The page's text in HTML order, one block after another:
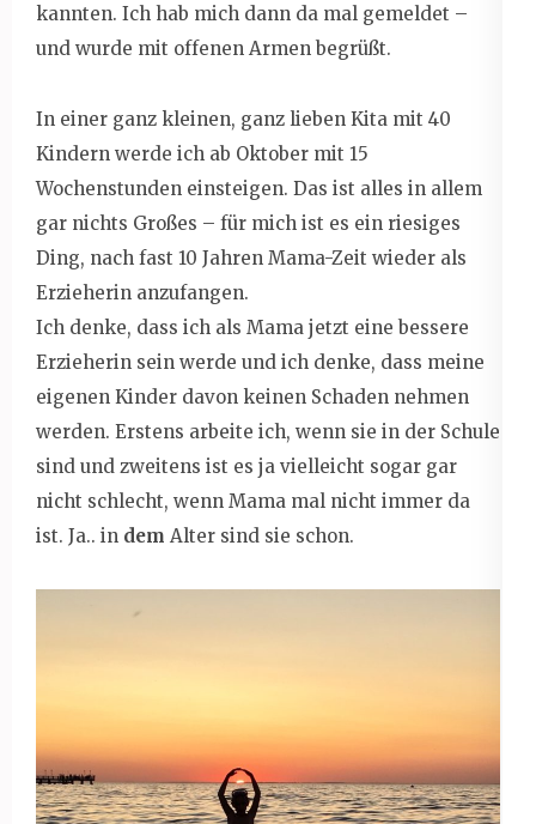
kannten. Ich hab mich dann da mal gemeldet –
und wurde mit offenen Armen begrüßt.
In einer ganz kleinen, ganz lieben Kita mit 40
Kindern werde ich ab Oktober mit 15
Wochenstunden einsteigen. Das ist alles in allem
gar nichts Großes – für mich ist es ein riesiges
Ding, nach fast 10 Jahren Mama-Zeit wieder als
Erzieherin anzufangen.
Ich denke, dass ich als Mama jetzt eine bessere
Erzieherin sein werde und ich denke, dass meine
eigenen Kinder davon keinen Schaden nehmen
werden. Erstens arbeite ich, wenn sie in der Schule
sind und zweitens ist es ja vielleicht sogar gar
nicht schlecht, wenn Mama mal nicht immer da
ist. Ja.. in dem Alter sind sie schon.